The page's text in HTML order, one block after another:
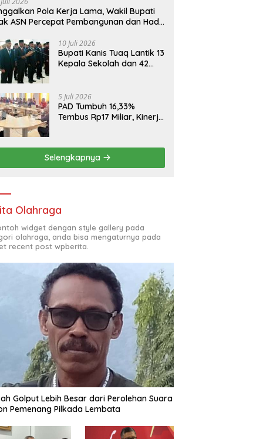
Pola Kerja Lama, Wakil Bupati
ASN Percepat Pembangunan dan Hadir
10 Juli 2026
Bupati Kanis Tuaq Lantik 13
Kepala Sekolah dan 42
5 Juli 2026
PAD Tumbuh 16,33%
Tembus Rp17 Miliar, Kinerja
Selengkapnya
Olahraga
widget dengan style gallery pada
olahraga, anda bisa mengaturnya pada
recent post wpberita.
Golput Lebih Besar dari Perolehan Suara
Pemenang Pilkada Lembata